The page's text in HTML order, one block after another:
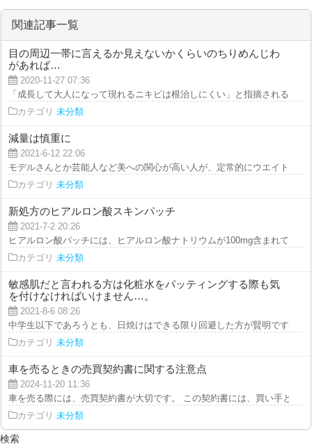
関連記事一覧
目の周辺一帯に言えるか見えないかくらいのちりめんじわ
があれば…
2020-11-27 07:36
「成長して大人になって現れるニキビは根治しにくい」と指摘されること
カテゴリ 未分類
減量は慎重に
2021-6-12 22:06
モデルさんとか芸能人など美への関心が高い人が、定常的にウエイトダウ
カテゴリ 未分類
新処方のヒアルロン酸スキンパッチ
2021-7-2 20:26
ヒアルロン酸パッチには、ヒアルロン酸ナトリウムが100mg含まれていま
カテゴリ 未分類
敏感肌だと言われる方は化粧水をパッティングする際も気
を付けなければいけません…。
2021-8-6 08:26
中学生以下であろうとも、日焼けはできる限り回避した方が賢明です。そ
カテゴリ 未分類
車を売るときの売買契約書に関する注意点
2024-11-20 11:36
車を売る際には、売買契約書が大切です。 この契約書には、買い手と売
カテゴリ 未分類
検索